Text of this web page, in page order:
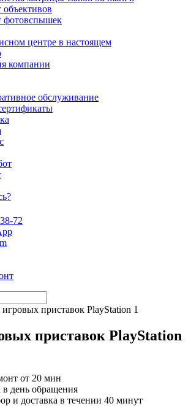
объективов
фотовспышек
центре в настоящем
компании
обслуживание
72
приставок PlayStation 1
приставок PlayStation
от 20 мин
в день обращения
и доставка в течении 40 минут